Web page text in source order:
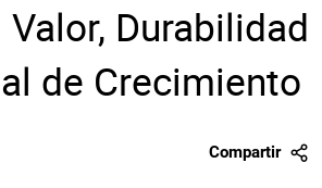
Durabilidad
de Crecimiento
Compartir